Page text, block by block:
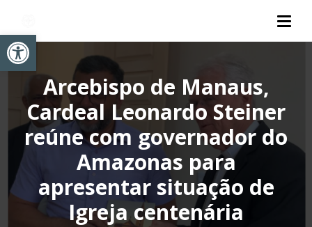
Abrir a barra de ferramentas
Arcebispo de Manaus,
Cardeal Leonardo Steiner
reúne com governador do
Amazonas para
apresentar situação de
Igreja centenária